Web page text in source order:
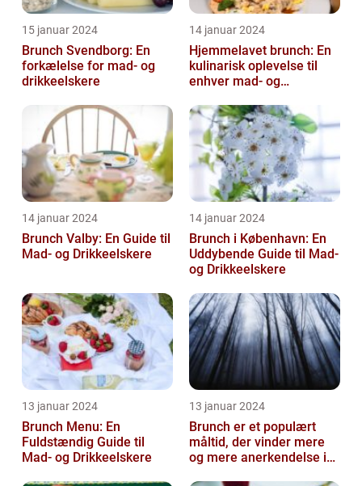
15 januar 2024
Brunch Svendborg: En
forkælelse for mad- og
drikkeelskere
14 januar 2024
Hjemmelavet brunch: En
kulinarisk oplevelse til
enhver mad- og
14 januar 2024
Brunch Valby: En Guide til
Mad- og Drikkeelskere
14 januar 2024
Brunch i København: En
Uddybende Guide til Mad-
og Drikkeelskere
13 januar 2024
Brunch Menu: En
Fuldstændig Guide til
Mad- og Drikkeelskere
13 januar 2024
Brunch er et populært
måltid, der vinder mere
og mere anerkendelse i